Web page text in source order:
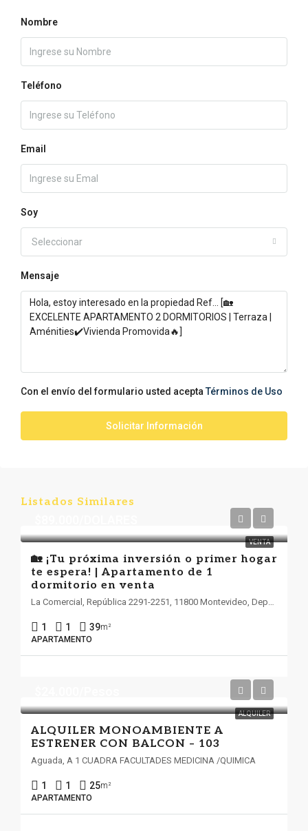
Nombre
Teléfono
Email
Soy
Seleccionar
Mensaje
Con el envío del formulario usted acepta Términos de Uso
Solicitar Información
Listados Similares
VENTA
🏡 ¡Tu próxima inversión o primer hogar
te espera! | Apartamento de 1
dormitorio en venta
La Comercial, República 2291-2251, 11800 Montevideo, Departamento de Montevideo
1 1 39m²
APARTAMENTO
ALQUILER
ALQUILER MONOAMBIENTE A
ESTRENER CON BALCON – 103
Aguada, A 1 CUADRA FACULTADES MEDICINA /QUIMICA
1 1 25m²
APARTAMENTO